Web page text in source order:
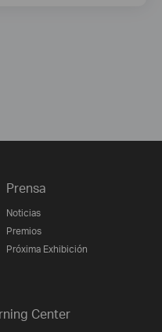
Prensa
Noticias
Premios
Próxima Exhibición
Center